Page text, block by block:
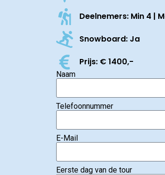
Deelnemers: Min 4 |
Snowboard: Ja
Prijs: € 1400,-
Naam
Telefoonnummer
E-Mail
Eerste dag van de tour